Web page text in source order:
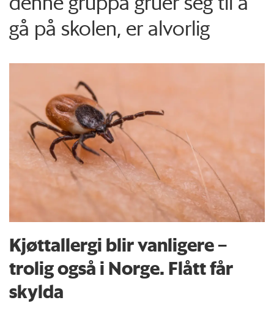
gå på skolen, er alvorlig
Kjøttallergi blir vanligere –
trolig også i Norge. Flått får
skylda